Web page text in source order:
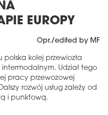
EUROPY
Opr./edited by MF
polska kolej przewiozła
intermodalnym. Udział tego
pracy przewozowej
rozwój usług zależy od
i punktową.